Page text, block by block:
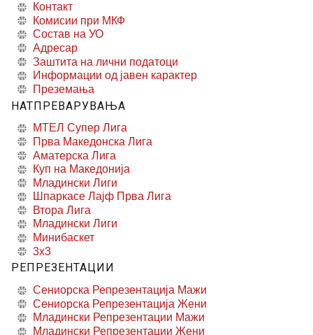
Контакт
Комисии при МКФ
Состав на УО
Адресар
Заштита на лични податоци
Информации од јавен карактер
Преземања
НАТПРЕВАРУВАЊА
МТЕЛ Супер Лига
Прва Македонска Лига
Аматерска Лига
Куп на Македонија
Младински Лиги
Шпаркасе Лајф Прва Лига
Втора Лига
Младински Лиги
Минибаскет
3x3
РЕПРЕЗЕНТАЦИИ
Сениорска Репрезентација Мажи
Сениорска Репрезентација Жени
Младински Репрезентации Мажи
Младински Репрезентации Жени